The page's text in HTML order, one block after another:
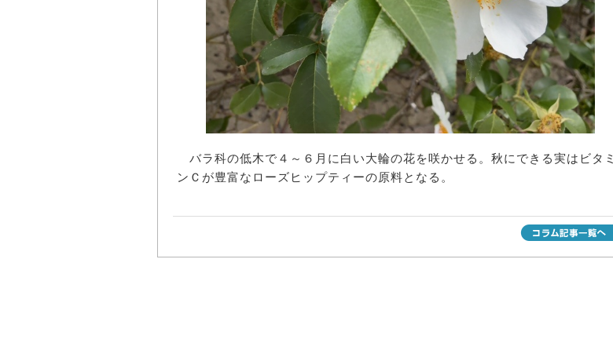
バラ科の低木で４～６月に白い大輪の花を咲かせる。秋にできる実はビタミ
ンＣが豊富なローズヒップティーの原料となる。